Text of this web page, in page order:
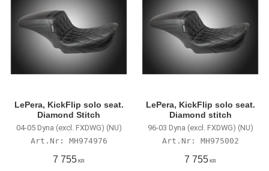
LePera, KickFlip solo seat.
Diamond Stitch
04-05 Dyna (excl. FXDWG) (NU)
MH974976
7 755 KR
LePera, KickFlip solo seat.
Diamond stitch
96-03 Dyna (excl. FXDWG) (NU)
MH975002
7 755 KR